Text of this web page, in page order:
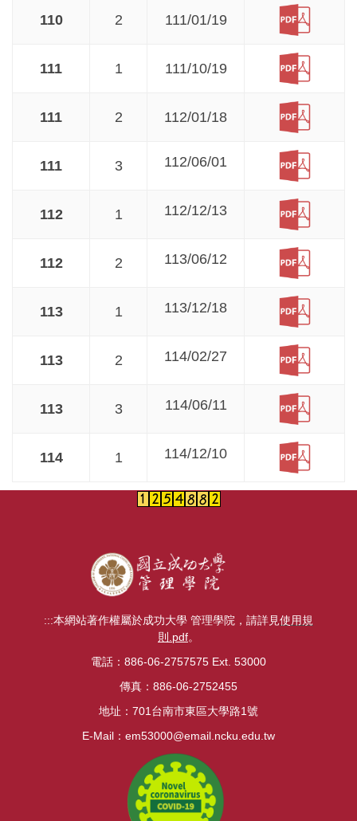
110 2 111/01/19
111 1 111/10/19
111 2 112/01/18
111 3 112/06/01
112 1 112/12/13
112 2 113/06/12
113 1 113/12/18
113 2 114/02/27
113 3 114/06/11
114 1 114/12/10
:::本網站著作權屬於成功大學 管理學院，請詳見使用規
則.pdf。
電話：886-06-2757575 Ext. 53000
傳真：886-06-2752455
地址：701台南市東區大學路1號
E-Mail： em53000@email.ncku.edu.tw